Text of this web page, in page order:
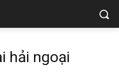
hải ngoại